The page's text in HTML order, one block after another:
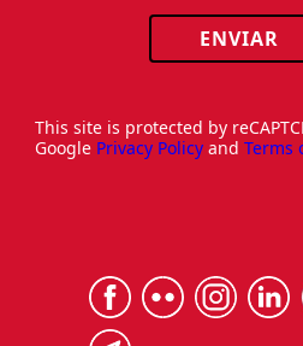
ENVIAR
This site is protected by
Google Privacy Policy and Terms